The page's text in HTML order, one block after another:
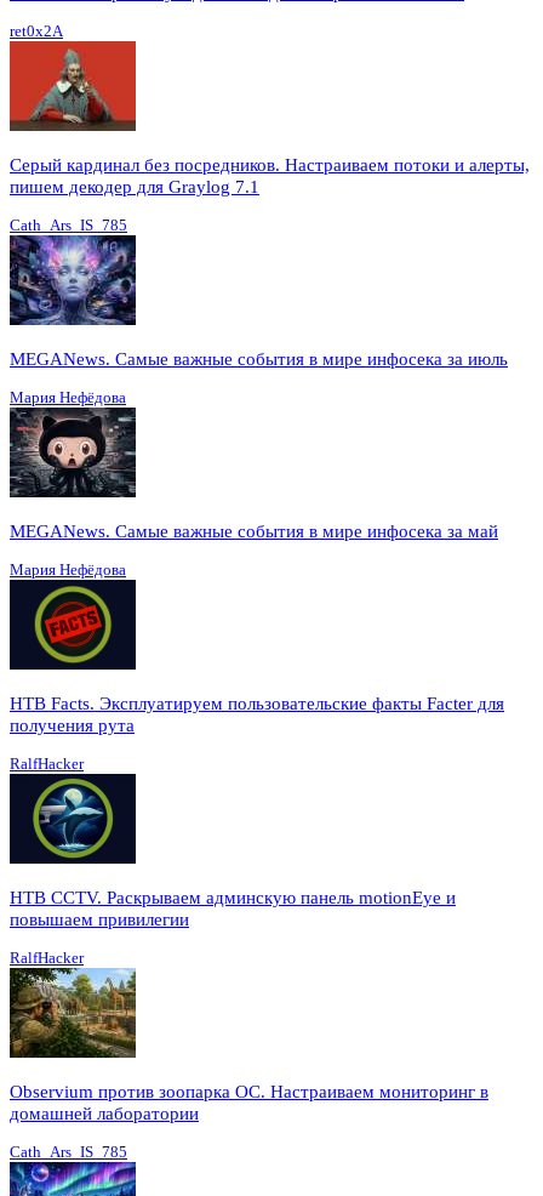
ret0x2A
Серый кардинал без посредников. Настраиваем потоки и алерты,
пишем декодер для Graylog 7.1
Cath_Ars_IS_785
MEGANews. Cамые важные события в мире инфосека за июль
Мария Нефёдова
MEGANews. Cамые важные события в мире инфосека за май
Мария Нефёдова
HTB Facts. Эксплуатируем пользовательские факты Facter для
получения рута
RalfHacker
HTB CCTV. Раскрываем админскую панель motionEye и
повышаем привилегии
RalfHacker
Observium против зоопарка ОС. Настраиваем мониторинг в
домашней лаборатории
Cath_Ars_IS_785